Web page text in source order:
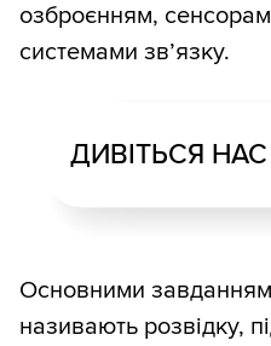
озброєнням,
системами зв’язку.
ДИВІТЬСЯ
Основними
називають розвідку,